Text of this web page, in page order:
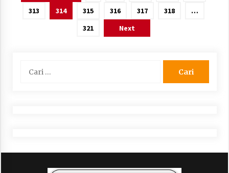
pos313
314 315 316 317 318
…
321
Next
untuk: